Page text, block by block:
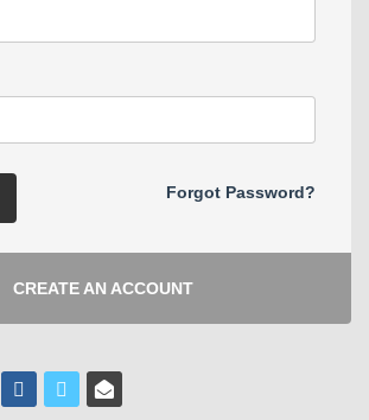
Forgot Password?
CREATE AN ACCOUNT